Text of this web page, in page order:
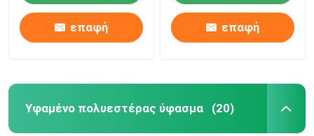
επαφή επαφή
Υφαμένο πολυεστέρας ύφασμα (20)